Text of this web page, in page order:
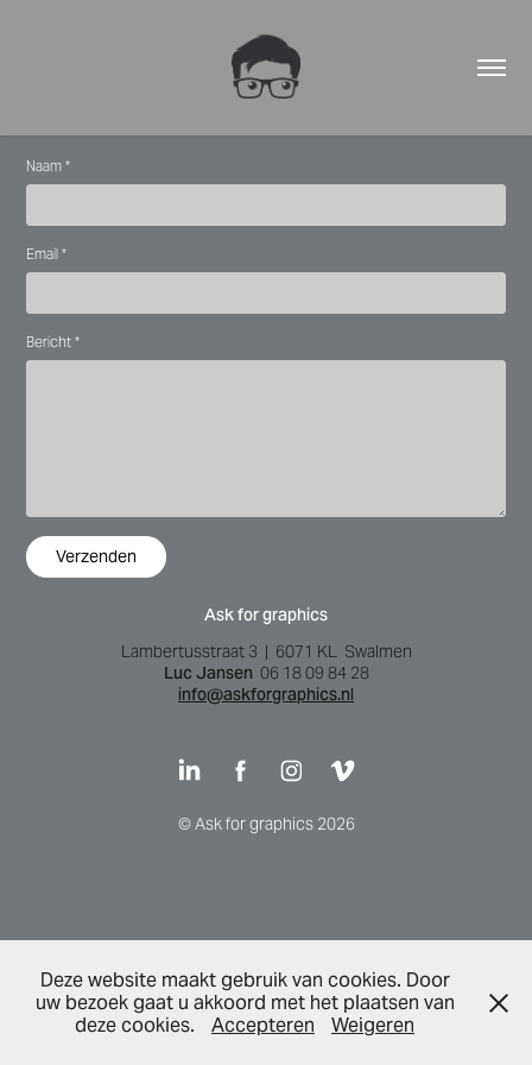
Naam *
Email *
Bericht *
Verzenden
Ask for graphics
Lambertusstraat 3 | 6071 KL Swalmen
Luc Jansen 06 18 09 84 28
info@askforgraphics.nl
© Ask for graphics 2026
Deze website maakt gebruik van cookies. Door
uw bezoek gaat u akkoord met het plaatsen van
deze cookies.
Accepteren Weigeren